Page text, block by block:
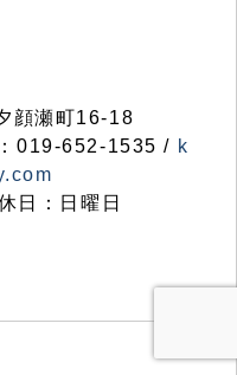
顔瀬町16-18
019-652-1535 / k
日：日曜日